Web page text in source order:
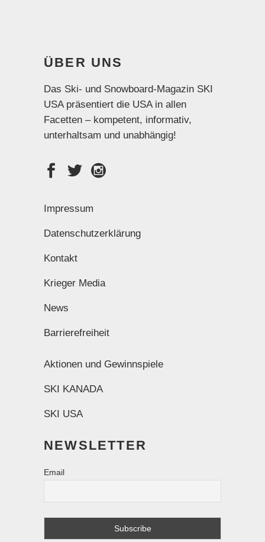
ÜBER UNS
Das Ski- und Snowboard-Magazin SKI
USA präsentiert die USA in allen
Facetten – kompetent, informativ,
unterhaltsam und unabhängig!
Impressum
Datenschutzerklärung
Kontakt
Krieger Media
News
Barrierefreiheit
Aktionen und Gewinnspiele
SKI KANADA
SKI USA
NEWSLETTER
Email